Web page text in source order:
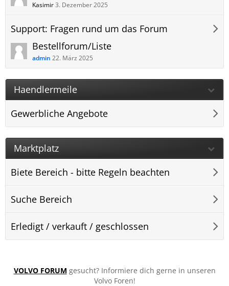
Kasimir3. Dezember 2025
Support: Fragen rund um das Forum
Bestellforum/Liste
admin 22. März 2025
Haendlermeile
Gewerbliche Angebote
Marktplatz
Biete Bereich - bitte Regeln beachten
Suche Bereich
Erledigt / verkauft / geschlossen
VOLVO FORUM gesucht? Informiere dich gerne in unseren
Volvo Foren!